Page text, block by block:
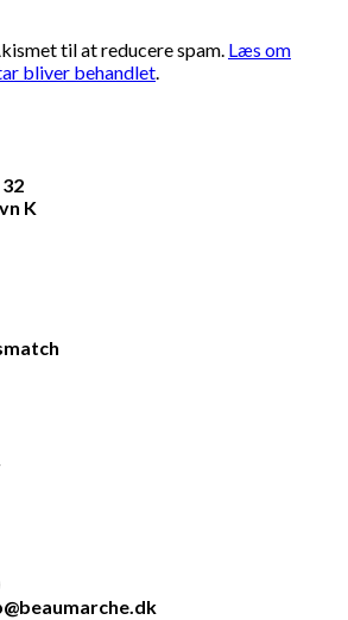
til at reducere spam. Læs om
bliver behandlet.
K